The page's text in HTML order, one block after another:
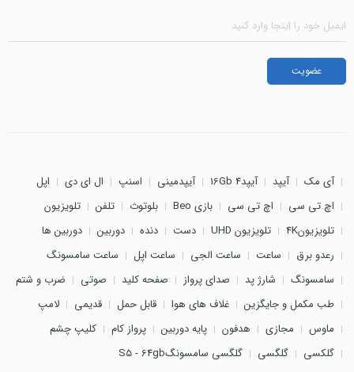
آی مک آیپد آیپد4 16Gb آیپدمینی اسنپ ال ای دی
اپل
اچ تی سی
اچ تی سی بازی Beo بلوتوث تلفن
تلویزیون
تلویزیون4K
تلویزیون UHD دست دنده دوربین
دوربین ها
رعدو برق
ساعت ساعت الجی ساعت اپل
ساعت سامسونگ
سامسونگ
شارژ پد صدای پرواز صفحه کلید صوتی
ضرب و شتم
طب مکمل و جایگزین
غلاف های هوا قابل حمل قدیمی
لامپ
ماوس
مجازی هدفون پایه دوربین پرواز کام
کلیپ چشم
گلکسی
گلگسی
گلگسی سامسونگS5 - 64gb